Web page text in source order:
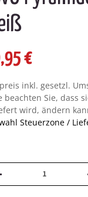
€
inkl. gesetzl.
beachten Sie, dass
wird, ändern
Steuerzone /